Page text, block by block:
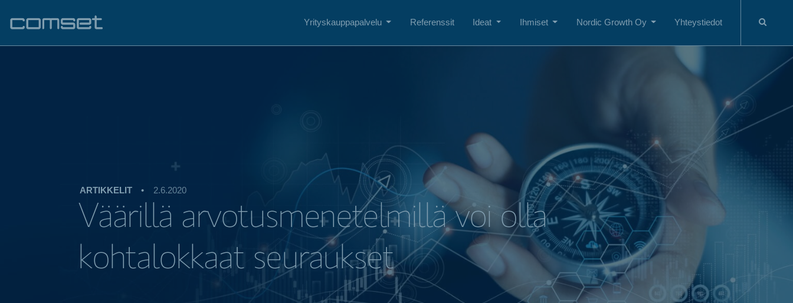
Yrityskauppapalvelu Referenssit Ideat Ihmiset Nordic Growth Oy Yhteystiedot
ARTIKKELIT • 2.6.2020
Väärillä arvotusmenetelmillä voi olla
kohtalokkaat seuraukset